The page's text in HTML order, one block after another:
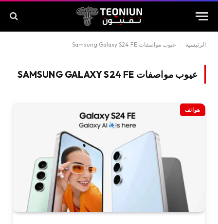
الرئيسية - عيوب مواصفات Samsung Galaxy S24 FE
عيوب مواصفات SAMSUNG GALAXY S24 FE
هواتف